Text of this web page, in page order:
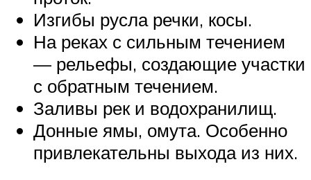
Изгибы русла речки, косы.
На реках с сильным течением
— рельефы, создающие участки
с обратным течением.
Заливы рек и водохранилищ.
Донные ямы, омута. Особенно
привлекательны выхода из них.